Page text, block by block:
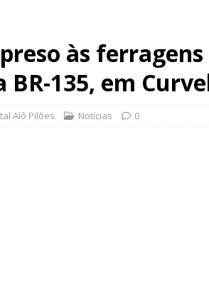
às
135, em
Alô Pilões Notícias 0